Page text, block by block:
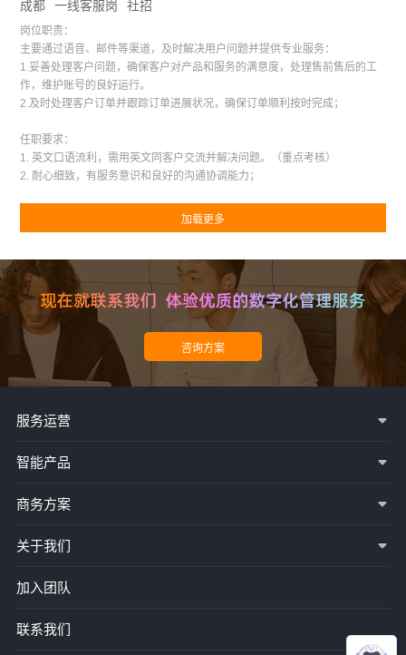
成都
一线客服岗 社招
岗位职责：
主要通过语音、邮件等渠道，及时解决用户问题并提供专业服务：
1.妥善处理客户问题，确保客户对产品和服务的满意度，处理售前售后的工
作，维护账号的良好运行。
2.及时处理客户订单并跟踪订单进展状况，确保订单顺利按时完成；
任职要求：
1. 英文口语流利，需用英文同客户交流并解决问题。（重点考核）
2. 耐心细致，有服务意识和良好的沟通协调能力；
服务运营
智能产品
商务方案
关于我们
加入团队
联系我们